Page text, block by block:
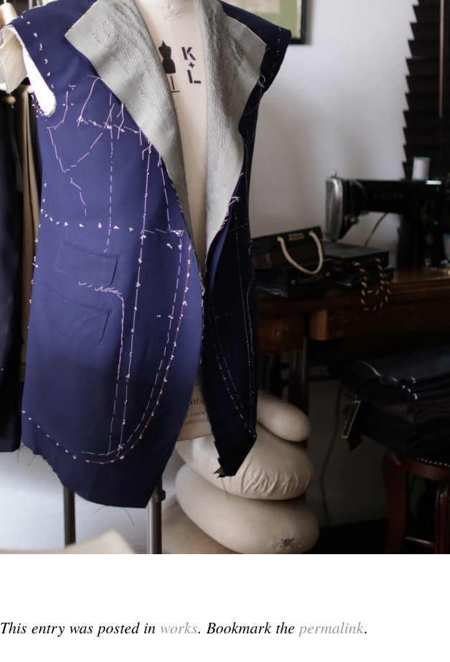
This entry was posted in works. Bookmark the permalink.